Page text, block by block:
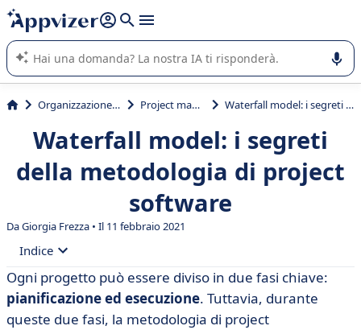
righe con
shift + enter
L'IA di Appvizer vi guida nell'utilizzo o nella scelta di un
software SaaS per la vostra azienda.
Organizzazione & planning Project management Waterfall model: i segreti della metodologia di project software
Waterfall model: i segreti
della metodologia di project
software
Da Giorgia Frezza • Il 11 febbraio 2021
Indice
• Cos’è il waterfall model?
• Le fasi del waterfall model
Ogni progetto può essere diviso in due fasi chiave:
pianificazione ed esecuzione. Tuttavia, durante
queste due fasi, la metodologia di project